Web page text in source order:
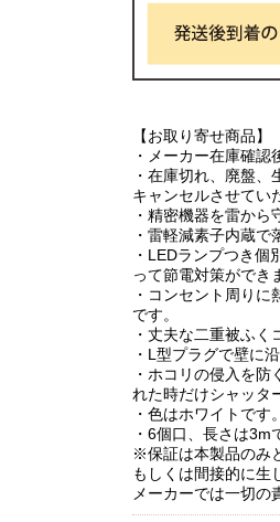
【お取り寄せ商品】
・メーカー在庫確認
・在庫切れ、廃盤
キャンセルさせてい
・精密機器を雷から
・雷軽減素子内蔵で
・LEDランプつき
って節電対策ができ
・コンセント周り
です。
・丈夫な二重被ふく
・L型プラグで壁に
・ホコリの侵入を
れた時だけシャッタ
・色はホワイトです。
・6個口、長さは3m
※保証は本製品のみ
もしくは間接的に生
メーカーでは一切の